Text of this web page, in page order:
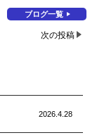
ブログ一覧
次の投稿
2026.4.28